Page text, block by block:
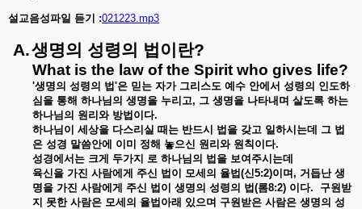
설교음성파일 듣기 :021223.mp3
A.생명의 성령의 법이란?
What is the law of the Spirit who gives life?
'생명의 성령의 법 '은 믿는 자가 그리스도 예수 안에서 성령의 인도하
심을 통해 하나님의 생명을 누리고, 그 생명을 나타내며 살도록 하는
하나님의 원리와 방법이다.
하나님이 세상을 다스리실 때는 반드시 법을 갖고 일하시는데 그 법
은 성경 말씀안에 이미 정해 놓으신 원리와 원칙이다.
성경에서는 크게 두가지 로 하나님의 법을 보여주시는데
육신을 가진 사람에게 주신 법이 모세의 율법 (신5:2)이며 , 거듭난 생
명을 가진 사람에게 주신 법이 생명의 성령의 법 (롬8:2) 이다.
구원받
지 못한 사람은 모세의 율법아래 있으며 구원받은 사람은 생명의 성